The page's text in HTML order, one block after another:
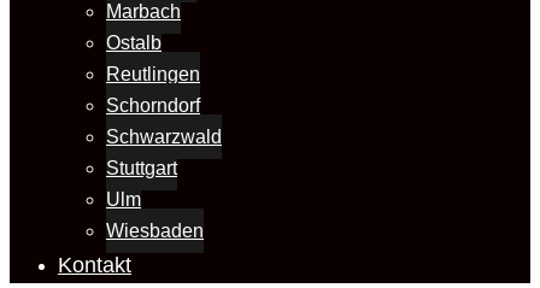
Marbach
Ostalb
Reutlingen
Schorndorf
Schwarzwald
Stuttgart
Ulm
Wiesbaden
Kontakt